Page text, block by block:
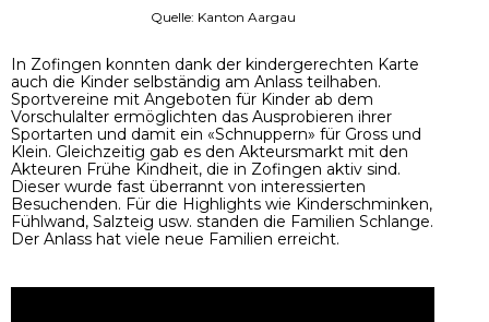
Quelle: Kanton Aargau
In Zofingen konnten dank der kindergerechten Karte
auch die Kinder selbständig am Anlass teilhaben.
Sportvereine mit Angeboten für Kinder ab dem
Vorschulalter ermöglichten das Ausprobieren ihrer
Sportarten und damit ein «Schnuppern» für Gross und
Klein. Gleichzeitig gab es den Akteursmarkt mit den
Akteuren Frühe Kindheit, die in Zofingen aktiv sind.
Dieser wurde fast überrannt von interessierten
Besuchenden. Für die Highlights wie Kinderschminken,
Fühlwand, Salzteig usw. standen die Familien Schlange.
Der Anlass hat viele neue Familien erreicht.